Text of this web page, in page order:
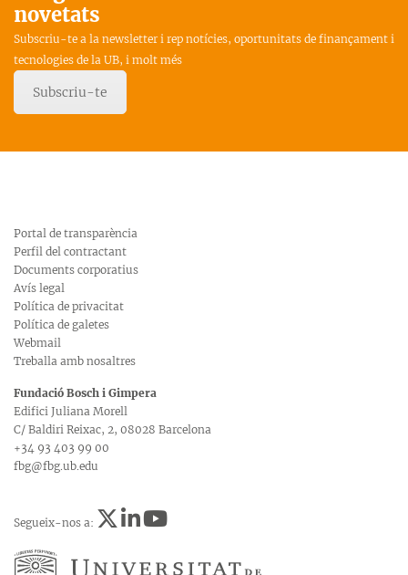
novetats
Subscriu-te a la newsletter i rep notícies, oportunitats de finançament i
tecnologies de la UB, i molt més
Subscriu-te
Portal de transparència
Perfil del contractant
Documents corporatius
Avís legal
Política de privacitat
Política de galetes
Webmail
Treballa amb nosaltres
Fundació Bosch i Gimpera
Edifici Juliana Morell
C/ Baldiri Reixac, 2, 08028 Barcelona
+34 93 403 99 00
fbg@fbg.ub.edu
Segueix-nos a: